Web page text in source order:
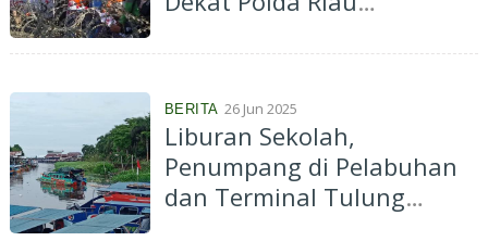
BERITA 26 Jun 2025
Liburan Sekolah,
Penumpang di Pelabuhan
dan Terminal Tulung